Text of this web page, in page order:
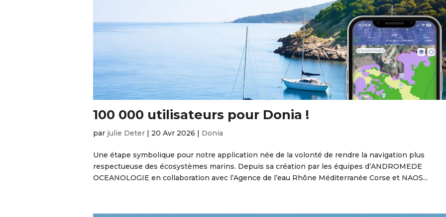
100 000 utilisateurs pour Donia !
par julie Deter | 20 Avr 2026 | Donia
Une étape symbolique pour notre application née de la volonté de rendre la navigation plus
respectueuse des écosystèmes marins. Depuis sa création par les équipes d’ANDROMEDE
OCEANOLOGIE en collaboration avec l’Agence de l’eau Rhône Méditerranée Corse et NAOS...